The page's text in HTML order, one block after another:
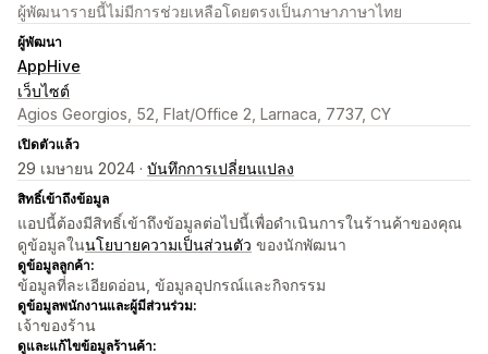
ผู้พัฒนารายนี้ไม่มีการช่วยเหลือโดยตรงเป็นภาษาภาษาไทย
ผู้พัฒนา
AppHive
เว็บไซต์
Agios Georgios, 52, Flat/Office 2, Larnaca, 7737, CY
เปิดตัวแล้ว
29 เมษายน 2024 · บันทึกการเปลี่ยนแปลง
สิทธิ์เข้าถึงข้อมูล
แอปนี้ต้องมีสิทธิ์เข้าถึงข้อมูลต่อไปนี้เพื่อดำเนินการในร้านค้าของคุณ
ดูข้อมูลในนโยบายความเป็นส่วนตัว ของนักพัฒนา
ดูข้อมูลลูกค้า:
ข้อมูลที่ละเอียดอ่อน, ข้อมูลอุปกรณ์และกิจกรรม
ดูข้อมูลพนักงานและผู้มีส่วนร่วม:
เจ้าของร้าน
ดูและแก้ไขข้อมูลร้านค้า: